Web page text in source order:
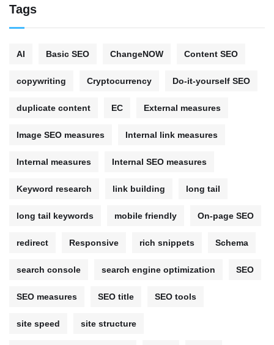
Tags
AI Basic SEO ChangeNOW Content SEO
copywriting Cryptocurrency Do-it-yourself SEO
duplicate content EC External measures
Image SEO measures Internal link measures
Internal measures Internal SEO measures
Keyword research link building long tail
long tail keywords mobile friendly On-page SEO
redirect Responsive rich snippets Schema
search console search engine optimization SEO
SEO measures SEO title SEO tools
site speed site structure